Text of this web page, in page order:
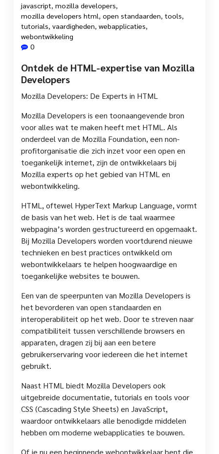
javascript mozilla developers
mozilla developers html open standaarden tools
tutorials vaardigheden webapplicaties
webontwikkeling
0
Ontdek de HTML-expertise van Mozilla
Developers
Mozilla Developers: De Experts in HTML
Mozilla Developers is een toonaangevende bron
voor alles wat te maken heeft met HTML. Als
onderdeel van de Mozilla Foundation, een non-
profitorganisatie die zich inzet voor een open en
toegankelijk internet, zijn de ontwikkelaars bij
Mozilla experts op het gebied van HTML en
webontwikkeling.
HTML, oftewel HyperText Markup Language, vormt
de basis van het web. Het is de taal waarmee
webpagina’s worden gestructureerd en opgemaakt.
Bij Mozilla Developers worden voortdurend nieuwe
technieken en best practices ontwikkeld om
webontwikkelaars te helpen hoogwaardige en
toegankelijke websites te bouwen.
Een van de speerpunten van Mozilla Developers is
het bevorderen van open standaarden en
interoperabiliteit op het web. Door te streven naar
compatibiliteit tussen verschillende browsers en
apparaten, dragen zij bij aan een betere
gebruikerservaring voor iedereen die het internet
gebruikt.
Naast HTML biedt Mozilla Developers ook
uitgebreide documentatie, tutorials en tools voor
CSS (Cascading Style Sheets) en JavaScript,
waardoor ontwikkelaars alle benodigde middelen
hebben om moderne webapplicaties te bouwen.
Of je nu een beginnende webontwikkelaar bent die